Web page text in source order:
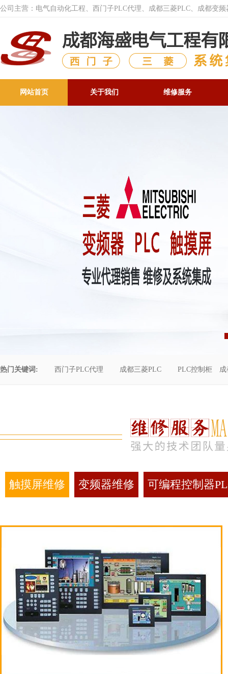
公司主营：电气自动化工程、西门子PLC代理、成都三菱PLC、成都变
网站首页 关于我们 维修服务
热门关键词: 西门子PLC代理 成都三菱PLC PLC控制柜
触摸屏维修 变频器维修 可编程控制器